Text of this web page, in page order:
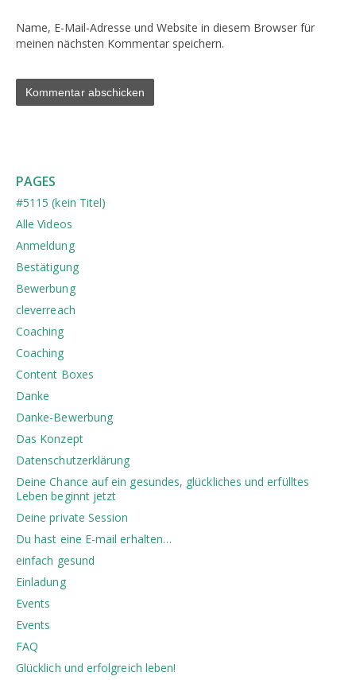
Name, E-Mail-Adresse und Website in diesem Browser für
meinen nächsten Kommentar speichern.
PAGES
#5115 (kein Titel)
Alle Videos
Anmeldung
Bestätigung
Bewerbung
cleverreach
Coaching
Coaching
Content Boxes
Danke
Danke-Bewerbung
Das Konzept
Datenschutzerklärung
Deine Chance auf ein gesundes, glückliches und erfülltes
Leben beginnt jetzt
Deine private Session
Du hast eine E-mail erhalten…
einfach gesund
Einladung
Events
Events
FAQ
Glücklich und erfolgreich leben!